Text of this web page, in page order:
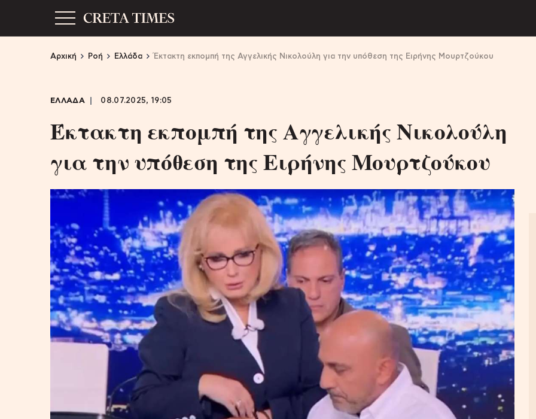
Αρχική Ροή Ελλάδα Έκτακτη εκπομπή της Αγγελικής Νικολούλη για την υπόθεση της Ειρήνης Μουρτζούκου
ΕΛΛΑΔΑ 08.07.2025, 19:05
Έκτακτη εκπομπή της Αγγελικής Νικολούλη
για την υπόθεση της Ειρήνης Μουρτζούκου